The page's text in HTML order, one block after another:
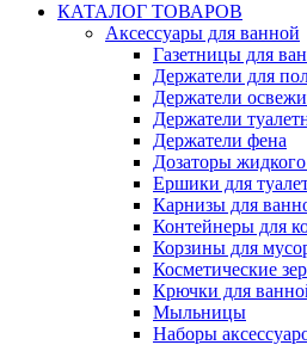
КАТАЛОГ ТОВАРОВ
Аксессуары для ванной
Газетницы для
Держатели для
Держатели
Держатели
Держатели фена
Дозаторы
Ершики для
Карнизы для
Контейнеры для
Корзины для
Косметические
Крючки для
Мыльницы
Наборы